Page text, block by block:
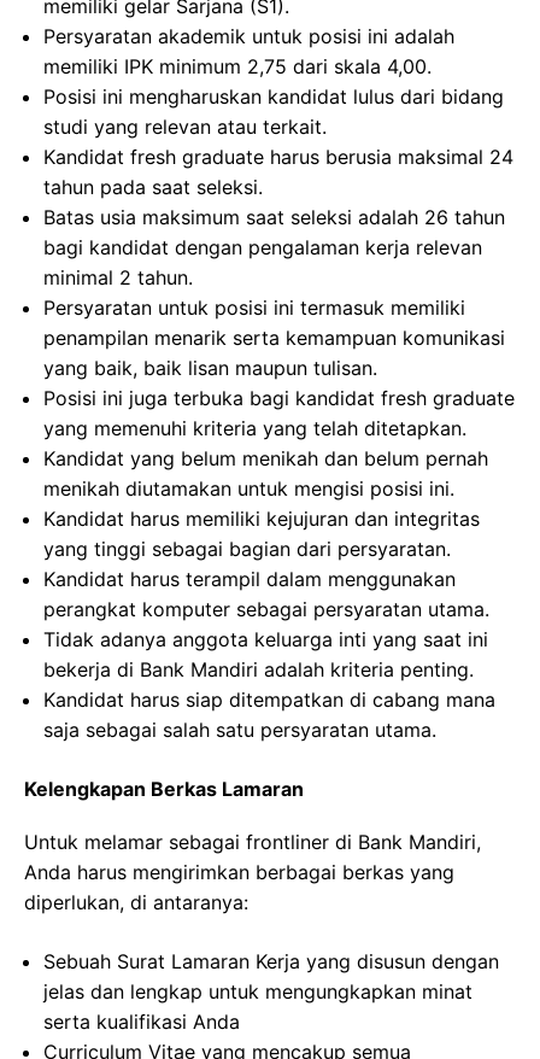
memiliki gelar Sarjana (S1).
Persyaratan akademik untuk posisi ini adalah
memiliki IPK minimum 2,75 dari skala 4,00.
Posisi ini mengharuskan kandidat lulus dari bidang
studi yang relevan atau terkait.
Kandidat fresh graduate harus berusia maksimal 24
tahun pada saat seleksi.
Batas usia maksimum saat seleksi adalah 26 tahun
bagi kandidat dengan pengalaman kerja relevan
minimal 2 tahun.
Persyaratan untuk posisi ini termasuk memiliki
penampilan menarik serta kemampuan komunikasi
yang baik, baik lisan maupun tulisan.
Posisi ini juga terbuka bagi kandidat fresh graduate
yang memenuhi kriteria yang telah ditetapkan.
Kandidat yang belum menikah dan belum pernah
menikah diutamakan untuk mengisi posisi ini.
Kandidat harus memiliki kejujuran dan integritas
yang tinggi sebagai bagian dari persyaratan.
Kandidat harus terampil dalam menggunakan
perangkat komputer sebagai persyaratan utama.
Tidak adanya anggota keluarga inti yang saat ini
bekerja di Bank Mandiri adalah kriteria penting.
Kandidat harus siap ditempatkan di cabang mana
saja sebagai salah satu persyaratan utama.
Kelengkapan Berkas Lamaran
Untuk melamar sebagai frontliner di Bank Mandiri,
Anda harus mengirimkan berbagai berkas yang
diperlukan, di antaranya:
Sebuah Surat Lamaran Kerja yang disusun dengan
jelas dan lengkap untuk mengungkapkan minat
serta kualifikasi Anda
Curriculum Vitae yang mencakup semua